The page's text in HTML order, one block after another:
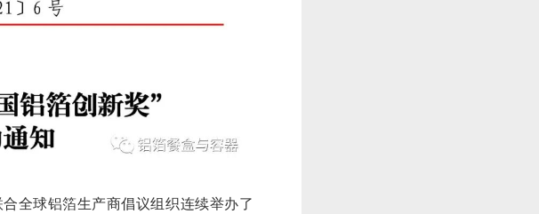
全球铝箔生产商倡议组织连续举办了